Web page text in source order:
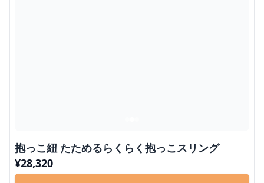
抱っこ紐 たためるらくらく抱っこスリング
¥28,320